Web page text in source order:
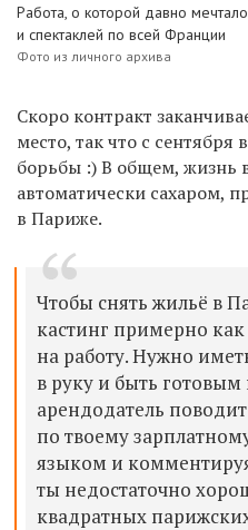
Работа, о которой давно
и спектаклей по всей Франции
Фото из личного архива
Скоро контракт
место, так что с
борьбы :) В общем, жизнь
автоматически сахаром,
в Париже.
Чтобы снять жильё в
кастинг примерно как
на работу. Нужно
в руку и быть готовым
арендодатель
по твоему
языком и
ты недостаточно
квадратных